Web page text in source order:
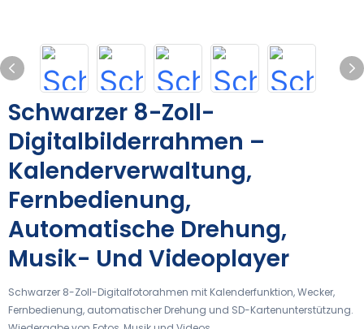
Schwarzer 8-Zoll-
Digitalbilderrahmen –
Kalenderverwaltung,
Fernbedienung,
Automatische Drehung,
Musik- Und Videoplayer
Schwarzer 8-Zoll-Digitalfotorahmen mit Kalenderfunktion, Wecker,
Fernbedienung, automatischer Drehung und SD-Kartenunterstützung.